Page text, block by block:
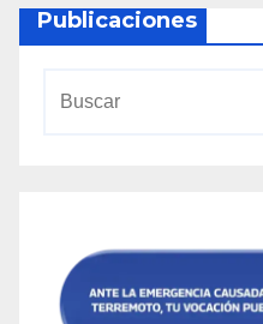
Publicaciones